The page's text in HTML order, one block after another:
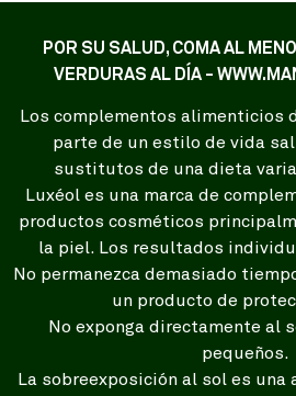
POR SU SALUD, COMA AL
VERDURAS AL DÍA -
Los complementos alimenticios
parte de un estilo de vida
sustitutos de una dieta
Luxéol es una marca de
productos cosméticos
la piel. Los resultados
No permanezca demasiado
un producto de
No exponga directamente al
pequeños.
La sobreexposición al sol es una